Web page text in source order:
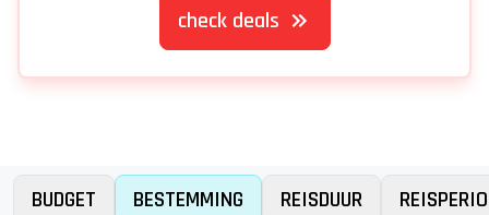
check deals
BUDGET BESTEMMING REISDUUR